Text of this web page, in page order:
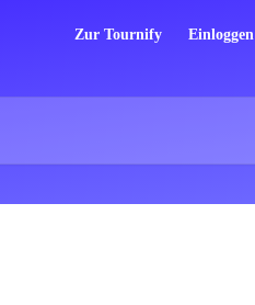
Zur Tournify Einloggen